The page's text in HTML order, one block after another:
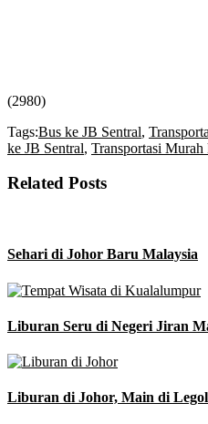
(2980)
Tags:Bus ke JB Sentral,
ke JB Sentral, Transportasi Murah
Related Posts
Sehari di Johor Baru Malaysia
Liburan Seru di Negeri Jiran
Liburan di Johor, Main di